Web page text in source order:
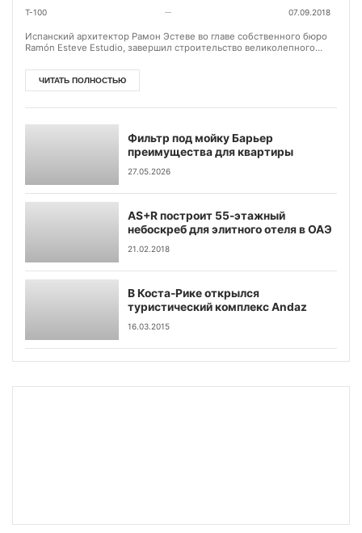
T-100 — 07.09.2018
Испанский архитектор Рамон Эстеве во главе собственного бюро
Ramón Esteve Estudio, завершил строительство великолепного
ЧИТАТЬ ПОЛНОСТЬЮ
Фильтр под мойку Барьер
преимущества для квартиры
27.05.2026
AS+R построит 55-этажный
небоскреб для элитного отеля в ОАЭ
21.02.2018
В Коста-Рике открылся
туристический комплекс Andaz
16.03.2015